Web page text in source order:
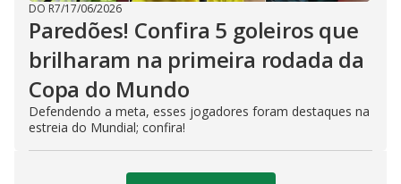
DO R7/17/06/2026
Paredões! Confira 5 goleiros que
brilharam na primeira rodada da
Copa do Mundo
Defendendo a meta, esses jogadores foram destaques na
estreia do Mundial; confira!